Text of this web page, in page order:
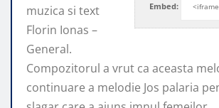
Embed:
muzica si text
Florin Ionas –
General.
Compozitorul a vrut ca aceasta
continuare a melodie Jos palaria